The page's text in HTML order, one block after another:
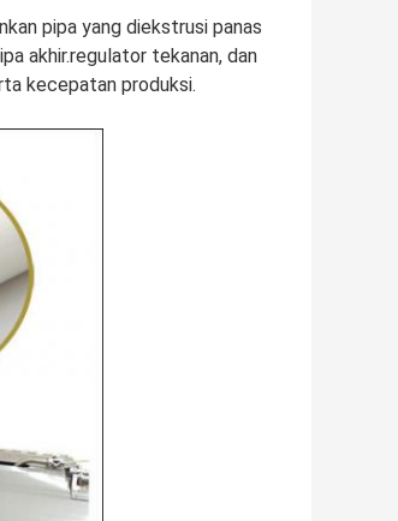
pipa yang diekstrusi panas
akhir.regulator tekanan, dan
kecepatan produksi.